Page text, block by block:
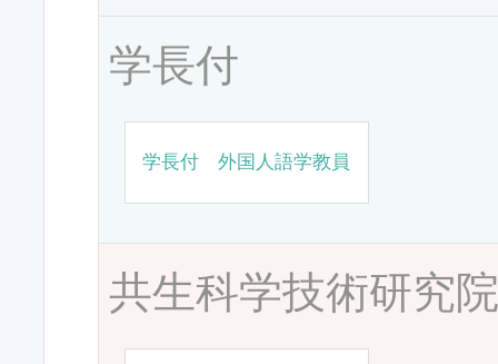
学長付
学長付 外国人語学教員
共生科学技術研究